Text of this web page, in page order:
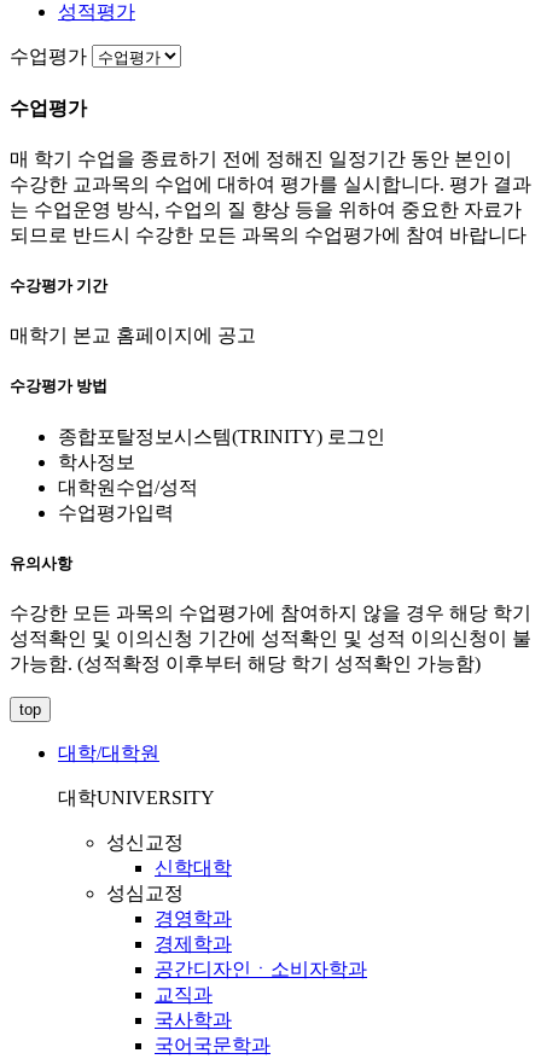
성적평가
수업평가
수업평가
매 학기 수업을 종료하기 전에 정해진 일정기간 동안 본인이
수강한 교과목의 수업에 대하여 평가를 실시합니다. 평가 결과
는 수업운영 방식, 수업의 질 향상 등을 위하여 중요한 자료가
되므로 반드시 수강한 모든 과목의 수업평가에 참여 바랍니다
수강평가 기간
매학기 본교 홈페이지에 공고
수강평가 방법
종합포탈정보시스템(TRINITY) 로그인
학사정보
대학원수업/성적
수업평가입력
유의사항
수강한 모든 과목의 수업평가에 참여하지 않을 경우 해당 학기
성적확인 및 이의신청 기간에 성적확인 및 성적 이의신청이 불
가능함. (성적확정 이후부터 해당 학기 성적확인 가능함)
top
대학/대학원
대학UNIVERSITY
성신교정
신학대학
성심교정
경영학과
경제학과
공간디자인ㆍ소비자학과
교직과
국사학과
국어국문학과